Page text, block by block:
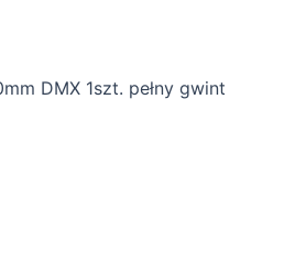
DMX 1szt. pełny gwint